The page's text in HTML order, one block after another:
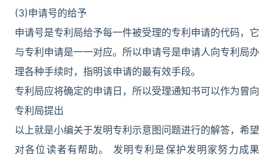
(3)申请号的给予
申请号是专利局给予每一件被受理的专利申请的代码，它
与专利申请是一一对应。所以申请号是申请人向专利局办
理各种手续时，指明该申请的最有效手段。
专利局应将确定的申请日，所以受理通知书可以作为曾向
专利局提出
以上就是小编关于发明专利示意图问题进行的解答，希望
对各位读者有帮助。 发明专利是保护发明家努力成果